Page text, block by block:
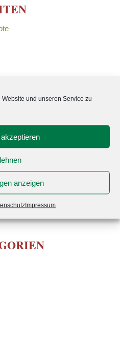
und unseren Service zu
anzeigen
Impressum